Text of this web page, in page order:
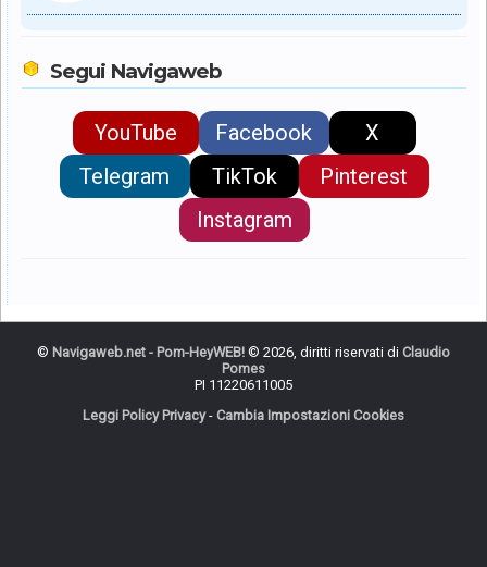
Segui Navigaweb
YouTube Facebook
X
Telegram
TikTok
Pinterest
Instagram
© Navigaweb.net - Pom-HeyWEB! © 2026, diritti riservati di Claudio
Pomes
PI 11220611005
Leggi Policy Privacy- Cambia Impostazioni Cookies